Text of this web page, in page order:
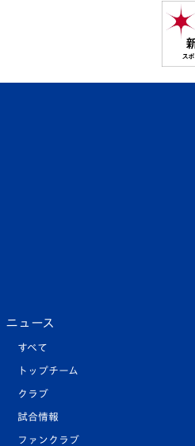
ニュース
すべて
トップチーム
クラブ
試合情報
ファンクラブ